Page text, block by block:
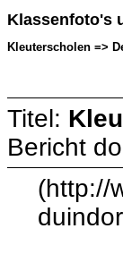
Klassenfoto's
Kleuterscholen =>
Titel:
Bericht
(http://